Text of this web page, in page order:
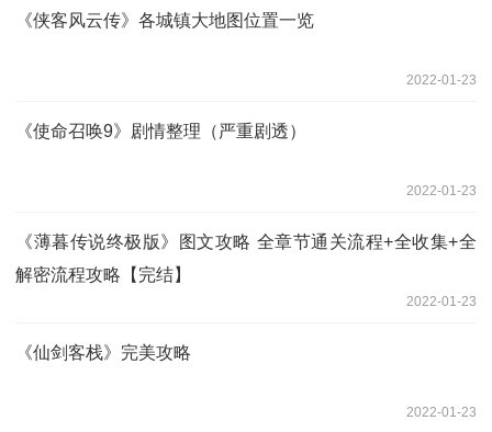
《侠客风云传》各城镇大地图位置一览
2022-01-23
《使命召唤9》剧情整理（严重剧透）
2022-01-23
《薄暮传说终极版》图文攻略 全章节通关流程+全收集+全
解密流程攻略【完结】
2022-01-23
《仙剑客栈》完美攻略
2022-01-23